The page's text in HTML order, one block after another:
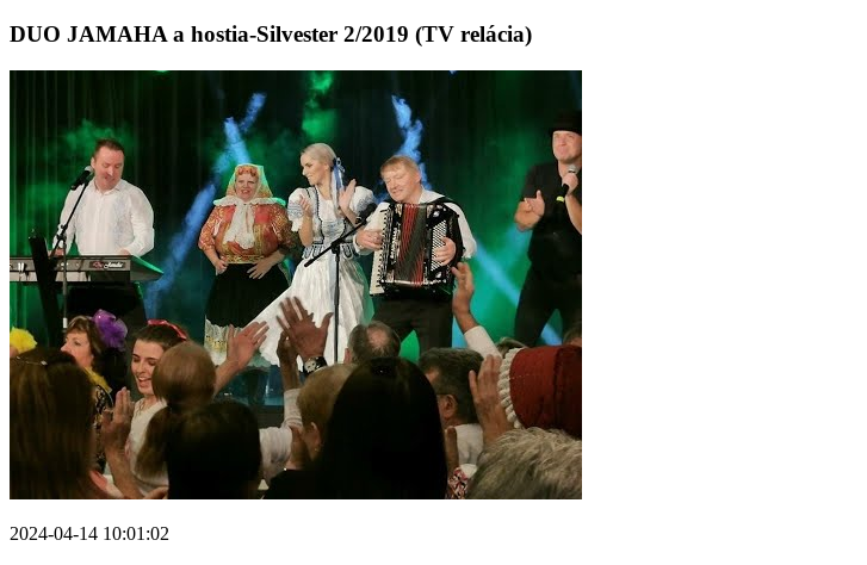
DUO JAMAHA a hostia-Silvester 2/2019 (TV relácia)
2024-04-14 10:01:02